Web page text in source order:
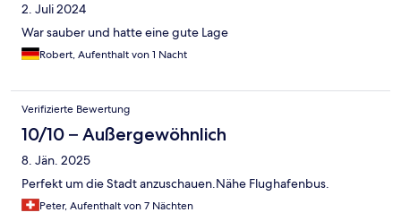
2. Juli 2024
War sauber und hatte eine gute Lage
Robert, Aufenthalt von 1 Nacht
Verifizierte Bewertung
10/10 – Außergewöhnlich
8. Jän. 2025
Perfekt um die Stadt anzuschauen.Nähe Flughafenbus.
Peter, Aufenthalt von 7 Nächten